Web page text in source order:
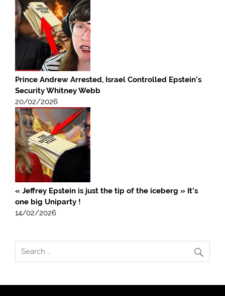
Prince Andrew Arrested, Israel Controlled Epstein’s
Security Whitney Webb
20/02/2026
« Jeffrey Epstein is just the tip of the iceberg » It’s
one big Uniparty !
14/02/2026